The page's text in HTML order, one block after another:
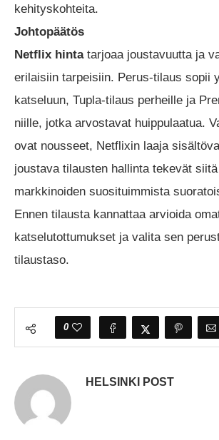
kehityskohteita.
Johtopäätös
Netflix hintatarjoaa joustavuutta ja
erilaisiin tarpeisiin. Perus-tilaus sopii
katseluun, Tupla-tilaus perheille ja
niille, jotka arvostavat huippulaatua.
ovat nousseet, Netflixin laaja
joustava tilausten hallinta tekevät
markkinoiden suosituimmista
Ennen tilausta kannattaa arvioida
katselutottumukset ja valita sen
tilaustaso.
0
HELSINKI POST